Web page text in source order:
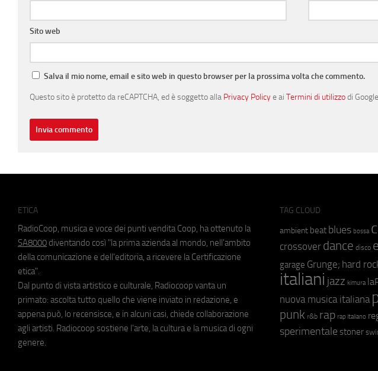
Sito web
Salva il mio nome, email e sito web in questo browser per la prossima volta che commento.
Questo sito è protetto da reCAPTCHA, ed è soggetto alla Privacy Policye ai Termini di utilizzodi Google.
ETICA
RadioCoop, musica e voce dei punti vendita Coop, ha ottenuto la
SA8000 diventando così "la prima azienda al mondo, nell'ambito
della comunicazione e dell'editoria, a ricevere la Certificazione
etica".
Dal punto di vista artistico e culturale, Radiocoop vanta un
primato: ascolta tutto quello che viene inviato in redazione, e
appena può, lo recensisce, e in alcuni casi, chiede collaborazione
agli artisti. Radiocoop sostiene l'arte, la cultura e la musica di ogni
genere.
TAG CLOUD
ambient beat blues bossa
crossover dance disco
garage Grunge; hard
italiani jazz kimura
nuova musica italiana
punk r&b rap rap italiano
sperimentale stoner